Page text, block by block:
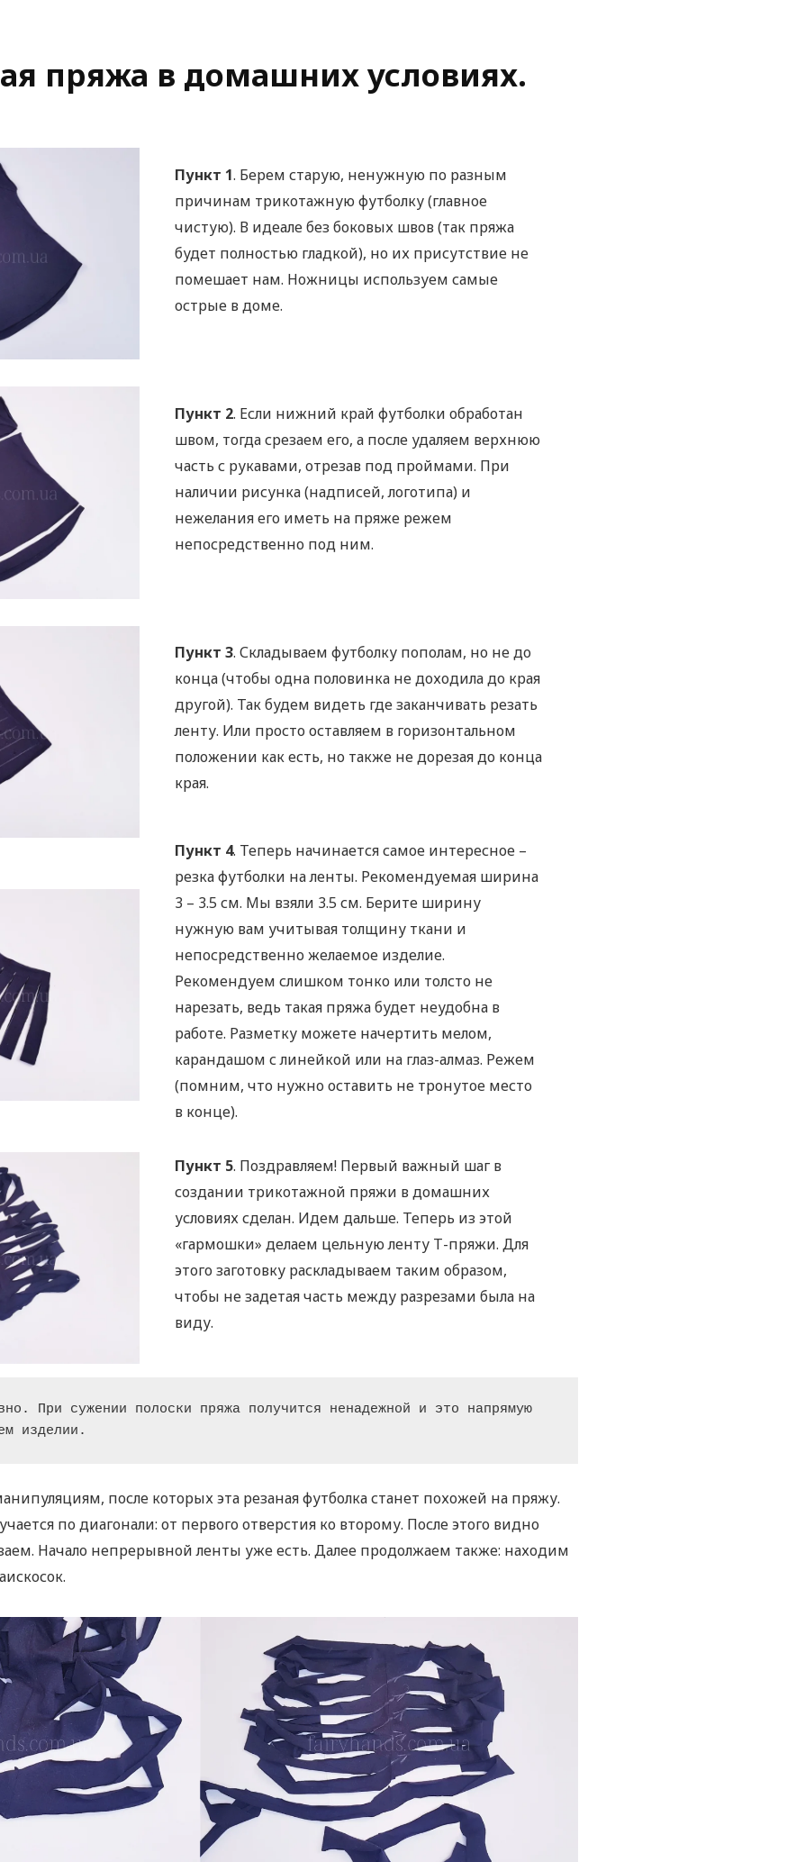
пряжа в домашних условиях.
Пункт 1. Берем старую, ненужную по разным
причинам трикотажную футболку (главное
чистую). В идеале без боковых швов (так пряжа
будет полностью гладкой), но их присутствие не
помешает нам. Ножницы используем самые
острые в доме.
Пункт 2. Если нижний край футболки обработан
швом, тогда срезаем его, а после удаляем верхнюю
часть с рукавами, отрезав под проймами. При
наличии рисунка (надписей, логотипа) и
нежелания его иметь на пряже режем
непосредственно под ним.
Пункт 3. Складываем футболку пополам, но не до
конца (чтобы одна половинка не доходила до края
другой). Так будем видеть где заканчивать резать
ленту. Или просто оставляем в горизонтальном
положении как есть, но также не дорезая до конца
края.
Пункт 4. Теперь начинается самое интересное –
резка футболки на ленты. Рекомендуемая ширина
3 – 3.5 см. Мы взяли 3.5 см. Берите ширину
нужную вам учитывая толщину ткани и
непосредственно желаемое изделие.
Рекомендуем слишком тонко или толсто не
нарезать, ведь такая пряжа будет неудобна в
работе. Разметку можете начертить мелом,
карандашом с линейкой или на глаз-алмаз. Режем
(помним, что нужно оставить не тронутое место
в конце).
Пункт 5. Поздравляем! Первый важный шаг в
создании трикотажной пряжи в домашних
условиях сделан. Идем дальше. Теперь из этой
«гармошки» делаем цельную ленту Т-пряжи. Для
этого заготовку раскладываем таким образом,
чтобы не задетая часть между разрезами была на
виду.
При сужении полоски пряжа получится ненадежной и это напрямую
изделии.
после которых эта резаная футболка станет похожей на пряжу.
по диагонали: от первого отверстия ко второму. После этого видно
Начало непрерывной ленты уже есть. Далее продолжаем также: находим